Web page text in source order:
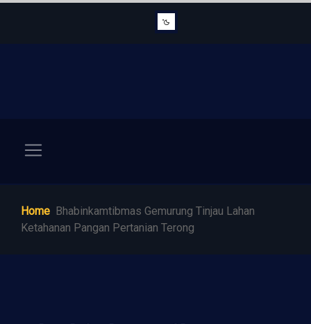
Home Bhabinkamtibmas Gemurung Tinjau Lahan
Ketahanan Pangan Pertanian Terong